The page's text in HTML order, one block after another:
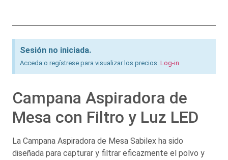
Sesión no iniciada.
Acceda o regístrese para visualizar los precios. Log-in
Campana Aspiradora de
Mesa con Filtro y Luz LED
La Campana Aspiradora de Mesa Sabilex ha sido
diseñada para capturar y filtrar eficazmente el polvo y